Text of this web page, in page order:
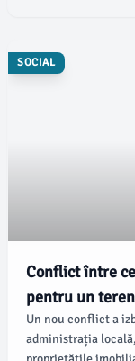
SOCIAL
Conflict între
pentru un
Un nou conflict a
administrația